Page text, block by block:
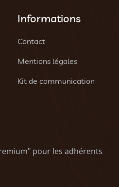
Informations
Contact
Mentions légales
Kit de communication
pour les adhérents